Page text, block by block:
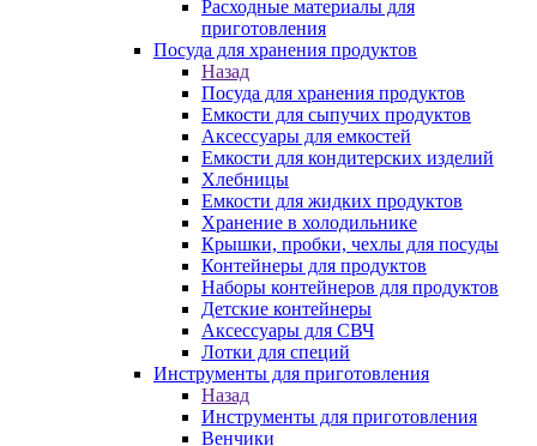
Расходные материалы для
приготовления
Посуда для хранения продуктов
Назад
Посуда для хранения продуктов
Емкости для сыпучих продуктов
Аксессуары для емкостей
Емкости для кондитерских изделий
Хлебницы
Емкости для жидких продуктов
Хранение в холодильнике
Крышки, пробки, чехлы для посуды
Контейнеры для продуктов
Наборы контейнеров для продуктов
Детские контейнеры
Аксессуары для СВЧ
Лотки для специй
Инструменты для приготовления
Назад
Инструменты для приготовления
Венчики